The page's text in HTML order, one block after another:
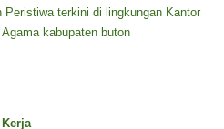
Peristiwa terkini di lingkungan Kantor
Agama kabupaten buton